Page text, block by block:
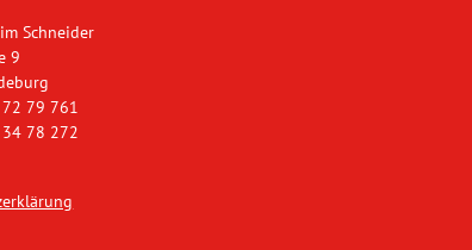
Schneider
9
79 761
78 272